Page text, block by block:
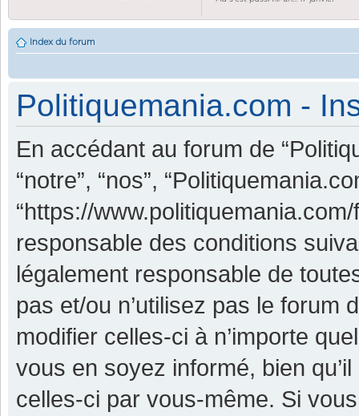
Index du forum
Politiquemania.com -
En accédant au forum de
“notre”, “nos”,
“https://
responsable des conditions
légalement responsable de
pas et/ou n’utilisez pas le forum
modifier celles-ci à n’importe
vous en soyez informé, bien
celles-ci par vous-même. Si